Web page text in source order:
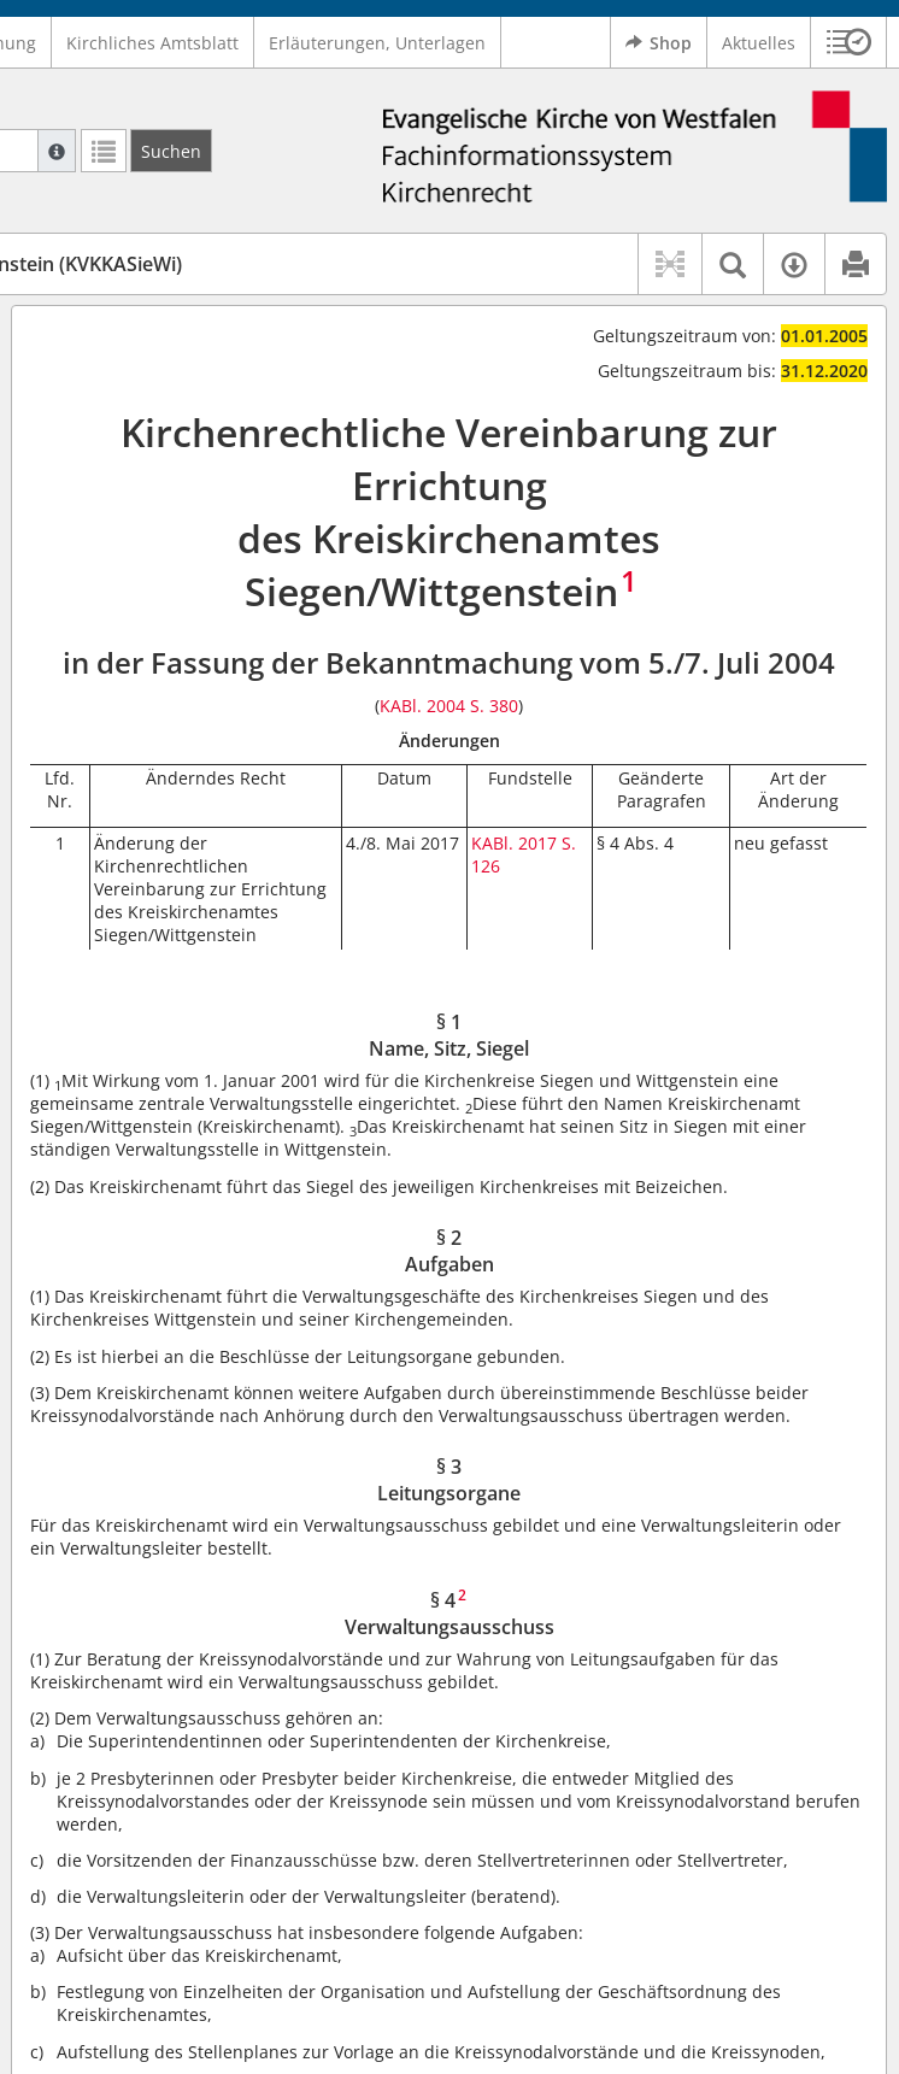
Kirchliches Amtsblatt Erläuterungen, Unterlagen Shop Aktuelles
Suche mit Platzhalter "*", Bsp. Pfarrer*, findet auch: "Pfarrerinitiative" oder "Pfarrerausschuss".
Weitere Suchoperatoren finden Sie in unserer Hilfe.
Suchen
(KVKKASieWi) Textsuche
Geltungszeitraum von: 01.01.2005
Geltungszeitraum bis: 31.12.2020
Kirchenrechtliche Vereinbarung zur
Errichtung
des Kreiskirchenamtes
Siegen/Wittgenstein1
in der Fassung der Bekanntmachung vom 5./7. Juli 2004
(KABl. 2004 S. 380)
Änderungen
Lfd.
Nr.
Änderndes Recht Datum Fundstelle
Geänderte
Paragrafen
Art der
Änderung
1
Änderung der
Kirchenrechtlichen
Vereinbarung zur Errichtung
des Kreiskirchenamtes
Siegen/Wittgenstein
4./8. Mai 2017 KABl. 2017 S.
126
§ 4 Abs. 4 neu gefasst
§ 1
Name, Sitz, Siegel
(1) 1 Mit Wirkung vom 1. Januar 2001 wird für die Kirchenkreise Siegen und Wittgenstein eine
gemeinsame zentrale Verwaltungsstelle eingerichtet. 2Diese führt den Namen Kreiskirchenamt
Siegen/Wittgenstein (Kreiskirchenamt).3Das Kreiskirchenamt hat seinen Sitz in Siegen mit einer
ständigen Verwaltungsstelle in Wittgenstein.
(2) Das Kreiskirchenamt führt das Siegel des jeweiligen Kirchenkreises mit Beizeichen.
§ 2
Aufgaben
(1) Das Kreiskirchenamt führt die Verwaltungsgeschäfte des Kirchenkreises Siegen und des
Kirchenkreises Wittgenstein und seiner Kirchengemeinden.
(2) Es ist hierbei an die Beschlüsse der Leitungsorgane gebunden.
(3) Dem Kreiskirchenamt können weitere Aufgaben durch übereinstimmende Beschlüsse beider
Kreissynodalvorstände nach Anhörung durch den Verwaltungsausschuss übertragen werden.
§ 3
Leitungsorgane
Für das Kreiskirchenamt wird ein Verwaltungsausschuss gebildet und eine Verwaltungsleiterin oder
ein Verwaltungsleiter bestellt.
§ 42
Verwaltungsausschuss
(1) Zur Beratung der Kreissynodalvorstände und zur Wahrung von Leitungsaufgaben für das
Kreiskirchenamt wird ein Verwaltungsausschuss gebildet.
(2) Dem Verwaltungsausschuss gehören an:
Die Superintendentinnen oder Superintendenten der Kirchenkreise,
je 2 Presbyterinnen oder Presbyter beider Kirchenkreise, die entweder Mitglied des
Kreissynodalvorstandes oder der Kreissynode sein müssen und vom Kreissynodalvorstand berufen
werden,
die Vorsitzenden der Finanzausschüsse bzw. deren Stellvertreterinnen oder Stellvertreter,
die Verwaltungsleiterin oder der Verwaltungsleiter (beratend).
(3) Der Verwaltungsausschuss hat insbesondere folgende Aufgaben:
Aufsicht über das Kreiskirchenamt,
Festlegung von Einzelheiten der Organisation und Aufstellung der Geschäftsordnung des
Kreiskirchenamtes,
Aufstellung des Stellenplanes zur Vorlage an die Kreissynodalvorstände und die Kreissynoden,